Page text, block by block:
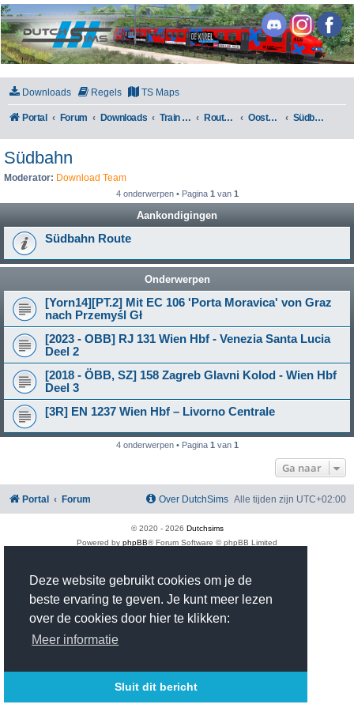
Deze website gebruikt cookies om je de
beste ervaring te geven. Je kunt meer lezen
over de cookies door hier te klikken:
Meer informatie
Sluit dit bericht
DutchSims
Downloads Regels TS Maps
Portal Forum Downloads Train Simulator Classic Routes en Scenarios Oostenrijk Südbahn
Südbahn
Moderator: Download Team
4 onderwerpen • Pagina 1 van 1
Aankondigingen
Südbahn Route
Onderwerpen
[Yorn14][PT.2] Mit EC 106 'Porta Moravica' von Graz
nach Przemyśl Gł
[2023 - OBB] RJ 131 Wien Hbf - Venezia Santa Lucia
Deel 2
[2018 - ÖBB, SZ] 158 Zagreb Glavni Kolod - Wien Hbf
Deel 3
[3R] EN 1237 Wien Hbf – Livorno Centrale
4 onderwerpen • Pagina 1 van 1
Ga naar
Portal Forum Alle tijden zijn UTC+02:00
Over DutchSims
© 2020 - 2026 Dutchsims
Powered by phpBB® Forum Software © phpBB Limited
Privacy|Gebruikersvoorwaarden
Time: 0.381s| Peak Memory Usage: 2.93 MiB | GZIP: On |Queries: 18